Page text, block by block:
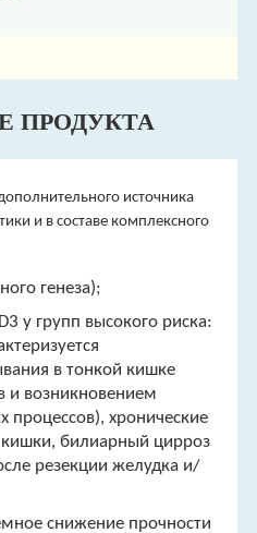
ПРОДУКТА
источника
и в составе комплексного
генеза);
у групп высокого риска:
в тонкой кишке
и возникновением
хронические
билиарный цирроз
резекции желудка и/
снижение прочности